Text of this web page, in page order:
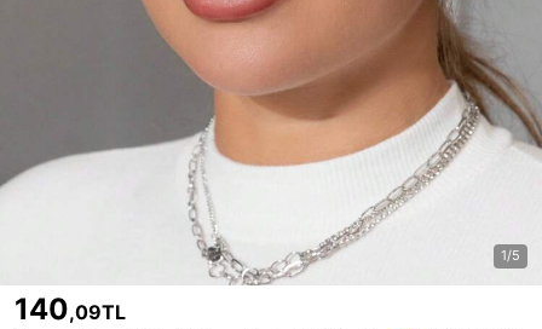
1/5
140,09TL